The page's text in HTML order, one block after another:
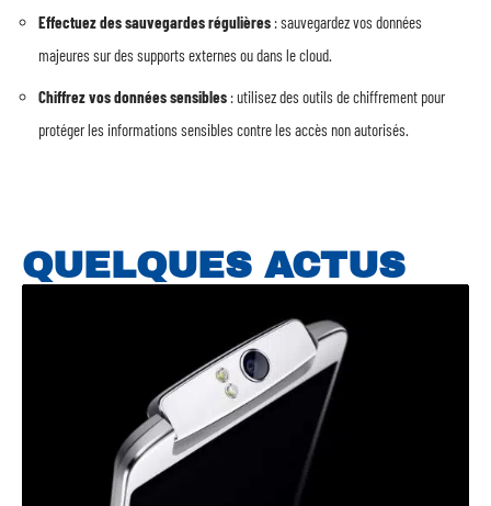
Effectuez des sauvegardes régulières : sauvegardez vos données
majeures sur des supports externes ou dans le cloud.
Chiffrez vos données sensibles : utilisez des outils de chiffrement pour
protéger les informations sensibles contre les accès non autorisés.
QUELQUES ACTUS